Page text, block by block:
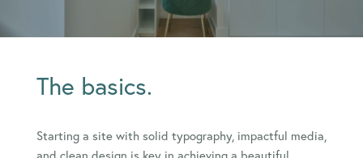
The basics.
Starting a site with solid typography, impactful media,
and clean design is key in achieving a beautiful